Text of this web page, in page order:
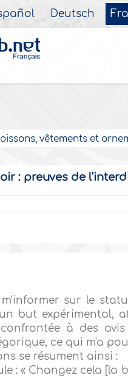
Deutsch
vêtements et
: preuves de
sur le
but expérimental,
à des
ce qui m'a
se résument ainsi :
: « Changez cela